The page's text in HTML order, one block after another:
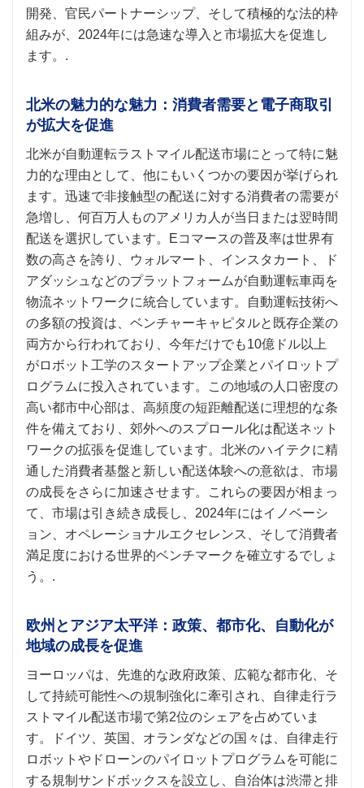
開発、官民パートナーシップ、そして積極的な法的枠
組みが、2024年には急速な導入と市場拡大を促進し
ます。.
北米の魅力的な魅力：消費者需要と電子商取引
が拡大を促進
北米が自動運転ラストマイル配送市場にとって特に魅
力的な理由として、他にもいくつかの要因が挙げられ
ます。迅速で非接触型の配送に対する消費者の需要が
急増し、何百万人ものアメリカ人が当日または翌時間
配送を選択しています。Eコマースの普及率は世界有
数の高さを誇り、ウォルマート、インスタカート、ド
アダッシュなどのプラットフォームが自動運転車両を
物流ネットワークに統合しています。自動運転技術へ
の多額の投資は、ベンチャーキャピタルと既存企業の
両方から行われており、今年だけでも10億ドル以上
がロボット工学のスタートアップ企業とパイロットプ
ログラムに投入されています。この地域の人口密度の
高い都市中心部は、高頻度の短距離配送に理想的な条
件を備えており、郊外へのスプロール化は配送ネット
ワークの拡張を促進しています。北米のハイテクに精
通した消費者基盤と新しい配送体験への意欲は、市場
の成長をさらに加速させます。これらの要因が相まっ
て、市場は引き続き成長し、2024年にはイノベーシ
ョン、オペレーショナルエクセレンス、そして消費者
満足度における世界的ベンチマークを確立するでしょ
う。.
欧州とアジア太平洋：政策、都市化、自動化が
地域の成長を促進
ヨーロッパは、先進的な政府政策、広範な都市化、そ
して持続可能性への規制強化に牽引され、自律走行ラ
ストマイル配送市場で第2位のシェアを占めていま
す。ドイツ、英国、オランダなどの国々は、自律走行
ロボットやドローンのパイロットプログラムを可能に
する規制サンドボックスを設立し、自治体は渋滞と排